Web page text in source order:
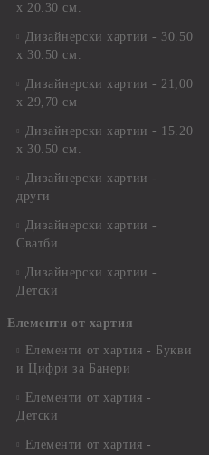
х 20.30 см.
Дизайнерски хартии - 30.50
х 30.50 см.
Дизайнерски хартии - 21,00
х 29,70 см
Дизайнерски хартии - 15.20
x 30.50 см.
Дизайнерски хартии -
други
Дизайнерски хартии -
Сватби
Дизайнерски хартии -
Детски
Елементи от хартия
Елементи от хартия - Букви
и Цифри за Банери
Елементи от хартия -
Детски
Елементи от хартия -